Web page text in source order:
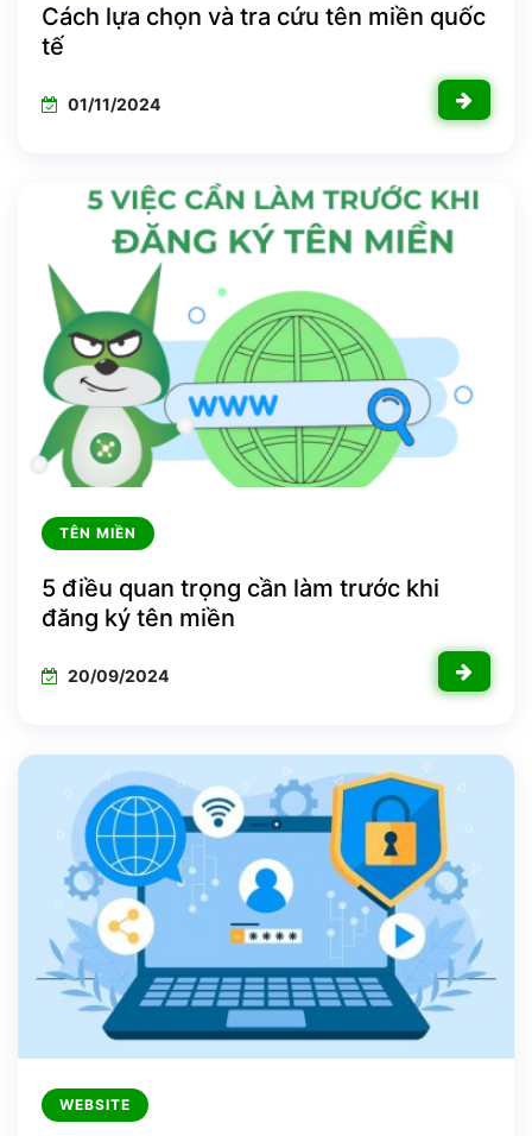
Cách lựa chọn và tra cứu tên miền quốc
tế
01/11/2024
TÊN MIỀN
5 điều quan trọng cần làm trước khi
đăng ký tên miền
20/09/2024
WEBSITE